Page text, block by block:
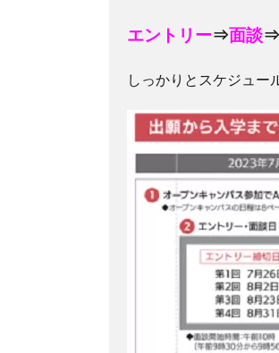
エントリー⇒面談⇒
しっかりとスケジュー